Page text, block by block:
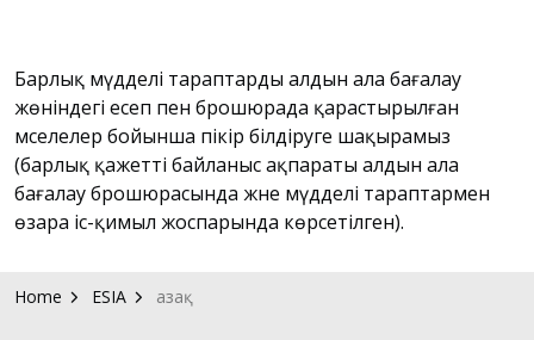
Барлық мүдделі тараптарды алдын ала бағалау
жөніндегі есеп пен брошюрада қарастырылған
мәселелер бойынша пікір білдіруге шақырамыз
(барлық қажетті байланыс ақпараты алдын ала
бағалау брошюрасында және мүдделі тараптармен
өзара іс-қимыл жоспарында көрсетілген).
Home ESIA Қазақ